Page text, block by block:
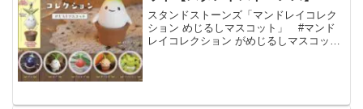
スタンドストーンズ「マンドレイコレク
ション めじるしマスコット」 #マンド
レイコレクション がめじるしマスコット